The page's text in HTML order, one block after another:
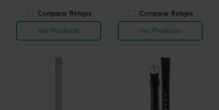
Comparar Relojes
Ver Producto
Comparar Relojes
Ver Producto